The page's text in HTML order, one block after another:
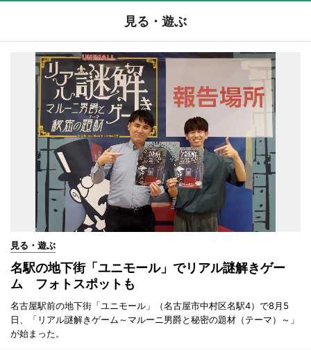
見る・遊ぶ
見る・遊ぶ
名駅の地下街「ユニモール」でリアル謎解きゲー
ム フォトスポットも
名古屋駅前の地下街「ユニモール」（名古屋市中村区名駅4）で8月5
日、「リアル謎解きゲーム～マルーニ男爵と秘密の題材（テーマ）～」
が始まった。